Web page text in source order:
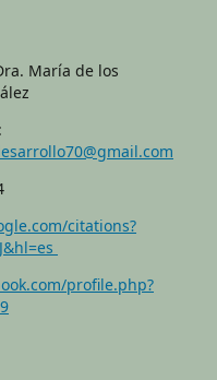
María de los
citations?
profile.php?